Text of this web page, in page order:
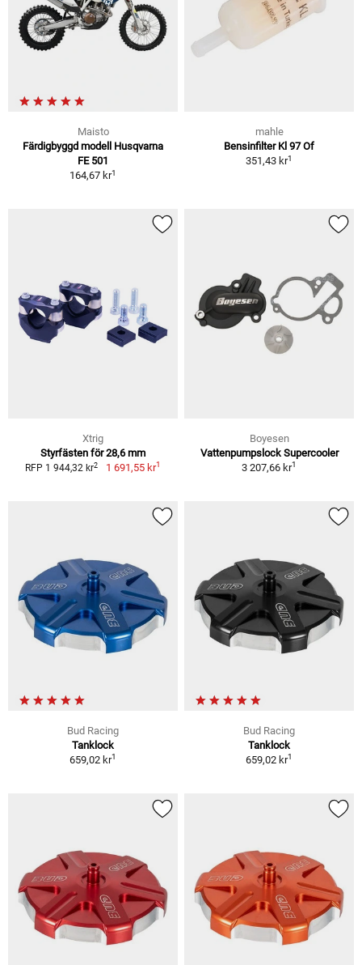
Maisto
Färdigbyggd modell Husqvarna
FE 501
164,67 kr1
mahle
Bensinfilter Kl 97 Of
351,43 kr1
Xtrig
Styrfästen för 28,6 mm
RFP 1 944,32 kr2 1 691,55 kr1
Boyesen
Vattenpumpslock Supercooler
3 207,66 kr1
Bud Racing
Tanklock
659,02 kr1
Bud Racing
Tanklock
659,02 kr1